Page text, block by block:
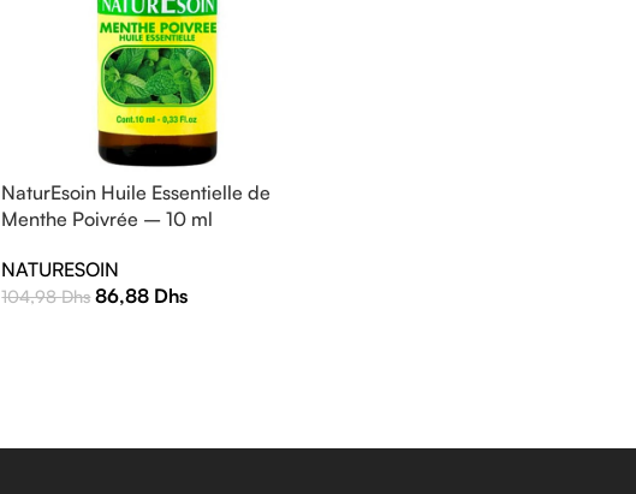
NaturEsoin Huile Essentielle de
Menthe Poivrée – 10 ml
NATURESOIN
104,98Dhs 86,88 Dhs